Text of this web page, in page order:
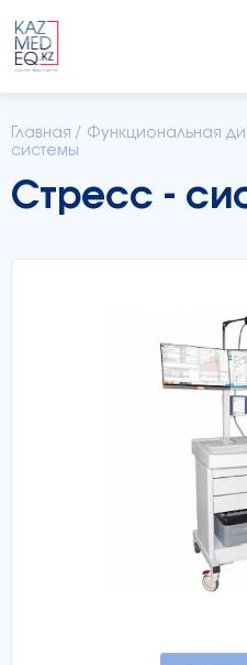
Главная / Функциональная
системы
Стресс -